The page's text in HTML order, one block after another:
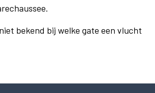
bekend bij welke gate een vlucht